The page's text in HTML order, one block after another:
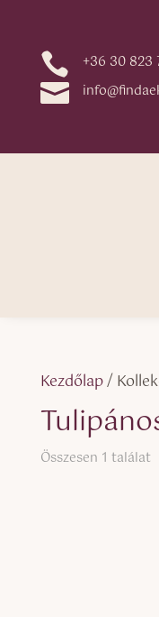
 +36 30 823

Kezdőlap/
Összesen 1 találat